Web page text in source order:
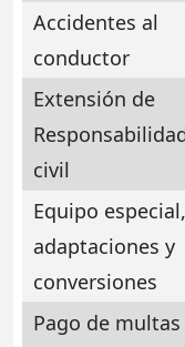
Accidentes al
conductor
Extensión de
civil
Equipo especial,
adaptaciones y
conversiones
Pago de multas